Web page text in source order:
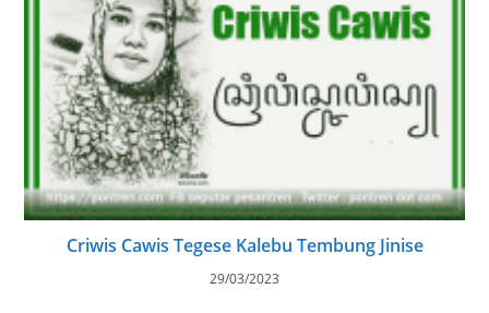
Criwis Cawis Tegese Kalebu Tembung Jinise
29/03/2023